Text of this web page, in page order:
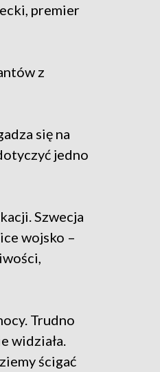
premier
z
się na
jedno
Szwecja
wojsko –
Trudno
widziała.
ścigać